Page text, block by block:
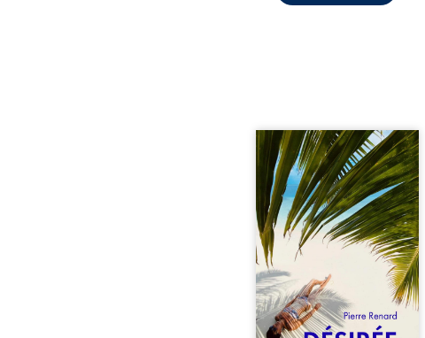
Au réveil, Pierre, jeune retraité,
découvre qu’il est devenu une
séduisante femme métissée de
trente ans. À peine a-t-il
commencé à apprivoiser ce
nouveau corps qu’Ange surgit
dans sa vie et fait vaciller
toutes ses certitudes. Entre
eux, l’attirance est immédiate,
brûlante jusqu’à ce qu’un
secret familial fasse planer
l’impensable : et s’ils étaient
demi-frère et ...